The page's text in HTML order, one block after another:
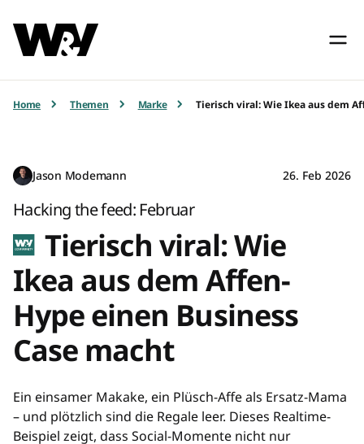
Home Themen Marke Tierisch viral: Wie Ikea aus dem
Jason Modemann 26. Feb 2026
Hacking the feed: Februar
Tierisch viral: Wie
Ikea aus dem Affen-
Hype einen Business
Case macht
Ein einsamer Makake, ein Plüsch-Affe als Ersatz-Mama
– und plötzlich sind die Regale leer. Dieses Realtime-
Beispiel zeigt, dass Social-Momente nicht nur